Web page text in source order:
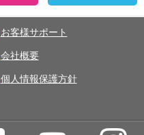
お客様サポート
会社概要
個人情報保護方針